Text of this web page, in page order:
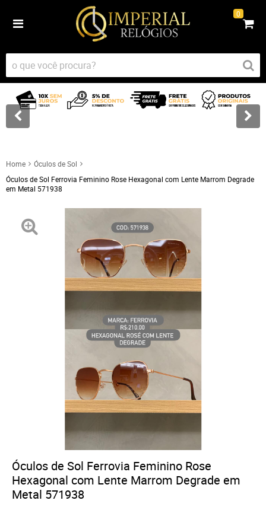
0
Home
Óculos de Sol
Óculos de Sol Ferrovia Feminino Rose Hexagonal com Lente Marrom Degrade
em Metal 571938
Óculos de Sol Ferrovia Feminino Rose
Hexagonal com Lente Marrom Degrade em
Metal 571938